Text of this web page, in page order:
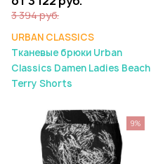
3 394 руб.
URBAN CLASSICS
Тканевые брюки Urban
Classics Damen Ladies Beach
Terry Shorts
9%